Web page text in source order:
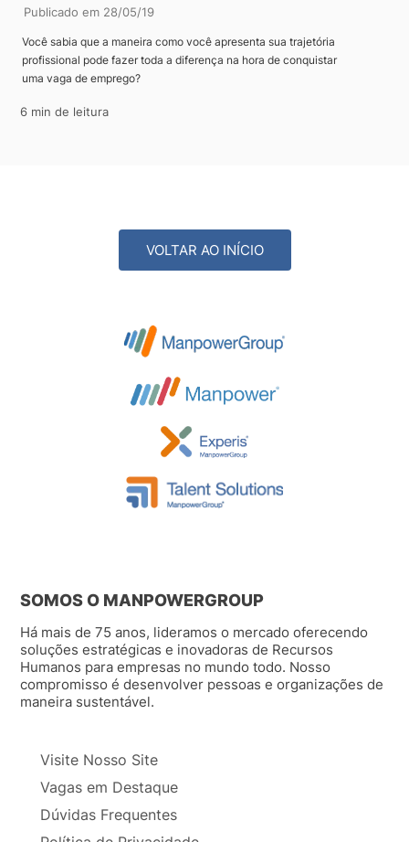
Publicado em 28/05/19
Você sabia que a maneira como você apresenta sua trajetória
profissional pode fazer toda a diferença na hora de conquistar
uma vaga de emprego?
6 min de leitura
VOLTAR AO INÍCIO
SOMOS O MANPOWERGROUP
Há mais de 75 anos, lideramos o mercado oferecendo
soluções estratégicas e inovadoras de Recursos
Humanos para empresas no mundo todo. Nosso
compromisso é desenvolver pessoas e organizações de
maneira sustentável.
Visite Nosso Site
Vagas em Destaque
Dúvidas Frequentes